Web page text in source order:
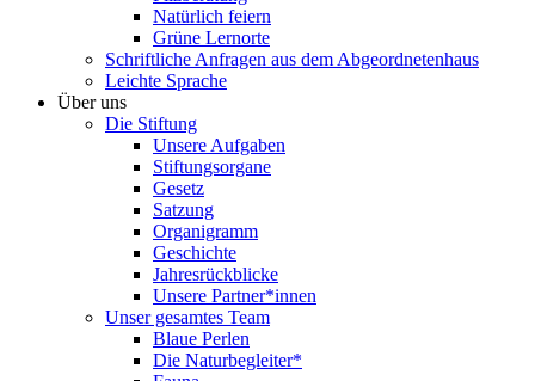
Natürlich feiern
Grüne Lernorte
Schriftliche Anfragen aus dem Abgeordnetenhaus
Leichte Sprache
Über uns
Die Stiftung
Unsere Aufgaben
Stiftungsorgane
Gesetz
Satzung
Organigramm
Geschichte
Jahresrückblicke
Unsere Partner*innen
Unser gesamtes Team
Blaue Perlen
Die Naturbegleiter*